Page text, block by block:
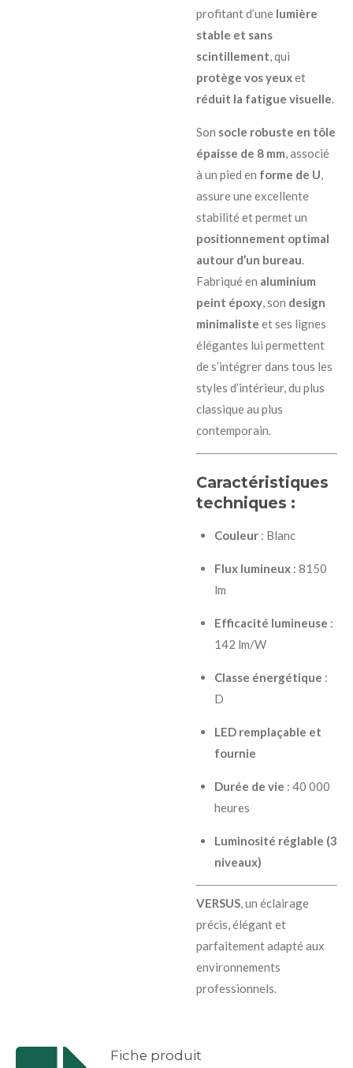
profitant d’une lumière
stable et sans
scintillement, qui
protège vos yeuxet
réduit la fatigue visuelle.
Son socle robuste en tôle
épaisse de 8 mm, associé
à un pied en forme de U,
assure une excellente
stabilité et permet un
positionnement optimal
autour d’un bureau.
Fabriqué en aluminium
peint époxy, son design
minimaliste et ses lignes
élégantes lui permettent
de s’intégrer dans tous les
styles d’intérieur, du plus
classique au plus
contemporain.
Caractéristiques
techniques :
Couleur: Blanc
Flux lumineux: 8150
lm
Efficacité lumineuse :
142 lm/W
Classe énergétique :
D
LED remplaçable et
fournie
Durée de vie : 40 000
heures
Luminosité réglable (3
niveaux)
VERSUS, un éclairage
précis, élégant et
parfaitement adapté aux
environnements
professionnels.
Fiche produit